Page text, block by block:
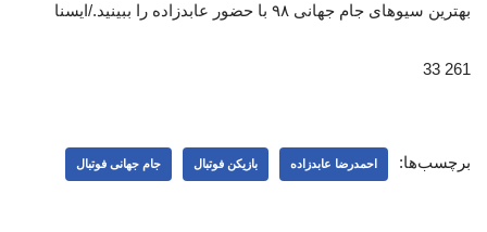
بهترین سیوهای جام جهانی ۹۸ با حضور عابدزاده را ببینید./ایسنا
261 33
برچسب‌ها: احمدرضا عابدزاده بازیکن فوتبال جام جهانی فوتبال